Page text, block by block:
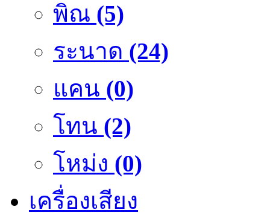
พิณ (5)
ระนาด (24)
แคน (0)
โทน (2)
โหม่ง (0)
เครื่องเสียง